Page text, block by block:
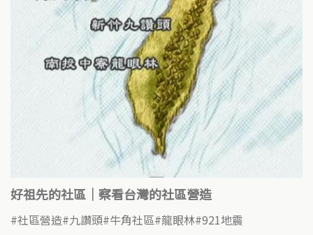
好祖先的社區｜察看台灣的社區營造
社區營造 九讚頭 牛角社區 龍眼林 921地震